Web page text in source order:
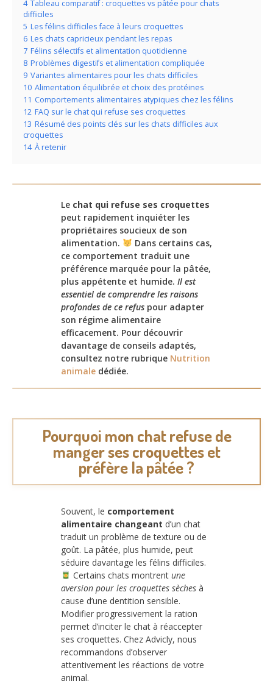
4 Tableau comparatif : croquettes vs pâtée pour chats
difficiles
5 Les félins difficiles face à leurs croquettes
6 Les chats capricieux pendant les repas
7 Félins sélectifs et alimentation quotidienne
8 Problèmes digestifs et alimentation compliquée
9 Variantes alimentaires pour les chats difficiles
10 Alimentation équilibrée et choix des protéines
11 Comportements alimentaires atypiques chez les félins
12 FAQ sur le chat qui refuse ses croquettes
13 Résumé des points clés sur les chats difficiles aux
croquettes
14 À retenir
Le chat qui refuse ses croquettes
peut rapidement inquiéter les
propriétaires soucieux de son
alimentation.
Dans certains cas,
ce comportement traduit une
préférence marquée pour la pâtée,
plus appétente et humide. Il est
essentiel de comprendre les raisons
profondes de ce refus pour adapter
son régime alimentaire
efficacement. Pour découvrir
davantage de conseils adaptés,
consultez notre rubrique Nutrition
animale dédiée.
Pourquoi mon chat refuse de
manger ses croquettes et
préfère la pâtée ?
Souvent, le comportement
alimentaire changeant d’un chat
traduit un problème de texture ou de
goût. La pâtée, plus humide, peut
séduire davantage les félins difficiles.
Certains chats montrent une
aversion pour les croquettes sèches à
cause d’une dentition sensible.
Modifier progressivement la ration
permet d’inciter le chat à réaccepter
ses croquettes. Chez Advicly, nous
recommandons d’observer
attentivement les réactions de votre
animal.